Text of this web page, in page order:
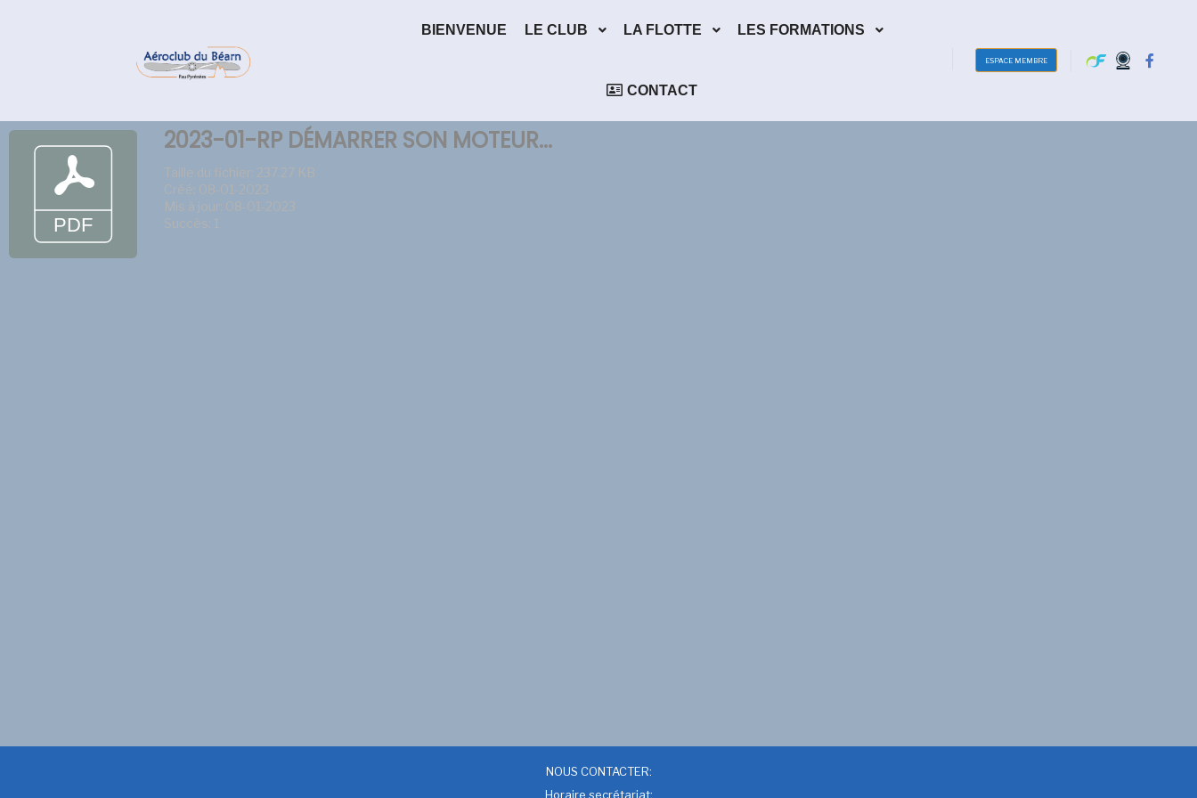
BIENVENUE LE CLUB LA FLOTTE LES FORMATIONS
CONTACT
ESPACE MEMBRE
2023-01-RP DÉMARRER SON MOTEUR...
Taille du fichier: 237.27 KB
Créé: 08-01-2023
Mis à jour: 08-01-2023
Succès: 1
NOUS CONTACTER:
Horaire secrétariat: